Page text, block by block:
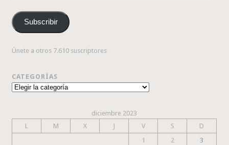
correo
electrónico
Subscribir
Únete a otros 7.610 suscriptores
CATEGORÍAS
Categorías
diciembre 2023
L
M X J V S
D
1
2
3